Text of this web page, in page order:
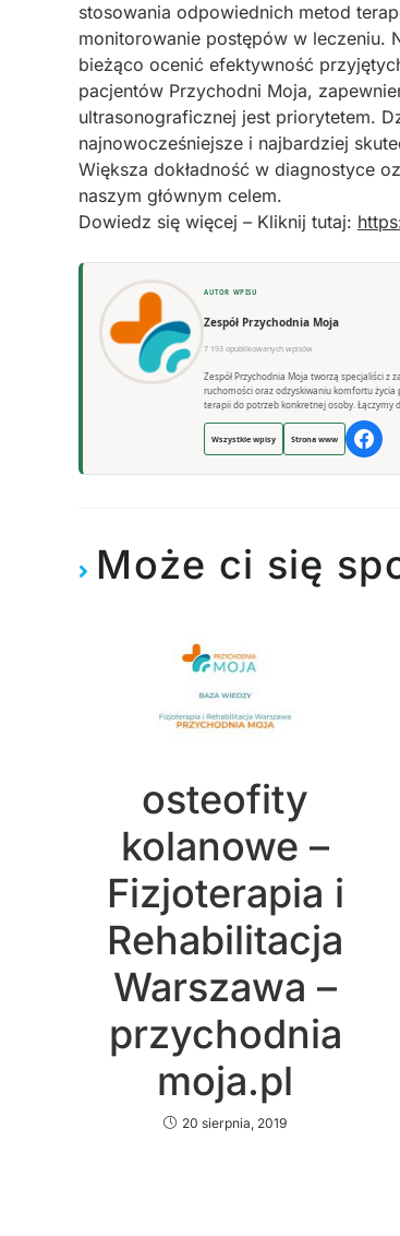
stosowania odpowiednich metod
monitorowanie postępów w leczeniu.
bieżąco ocenić efektywność
pacjentów Przychodni Moja,
ultrasonograficznej jest priorytetem.
najnowocześniejsze i najbardziej
Większa dokładność w diagnostyce
naszym głównym celem.
Dowiedz się więcej – Kliknij tutaj:
AUTOR WPISU
Zespół Przychodnia Moja
7 193 opublikowanych wpisów
Zespół Przychodnia Moja tworzą specjaliści
ruchomości oraz odzyskiwaniu komfortu
terapii do potrzeb konkretnej osoby. Łączymy
Wszystkie wpisy Strona www
Może ci się
osteofity
kolanowe –
Fizjoterapia i
Rehabilitacja
Warszawa –
przychodnia
moja.pl
20 sierpnia, 2019